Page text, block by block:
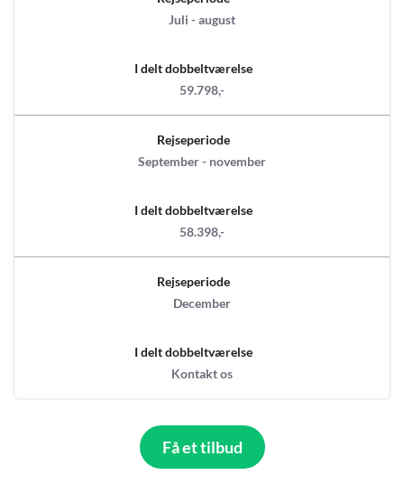
Juli - august
I delt dobbeltværelse
59.798,-
Rejseperiode
September - november
I delt dobbeltværelse
58.398,-
Rejseperiode
December
I delt dobbeltværelse
Kontakt os
Få et tilbud